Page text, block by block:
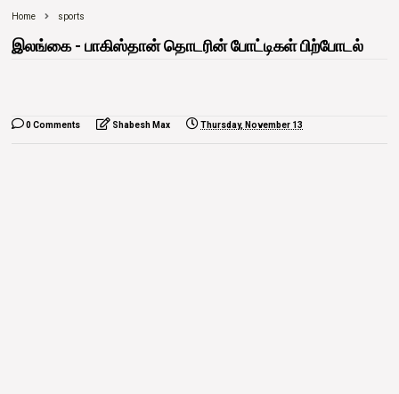
Home sports
இலங்கை - பாகிஸ்தான் தொடரின் போட்டிகள் பிற்போடல்
0 Comments Shabesh Max Thursday, November 13